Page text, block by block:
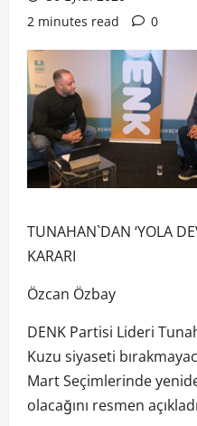
2 minutes read
0
TUNAHAN`DAN ‘YOLA
KARARI
Özcan Özbay
DENK Partisi Lideri
Kuzu siyaseti
Mart Seçimlerinde
olacağını resmen